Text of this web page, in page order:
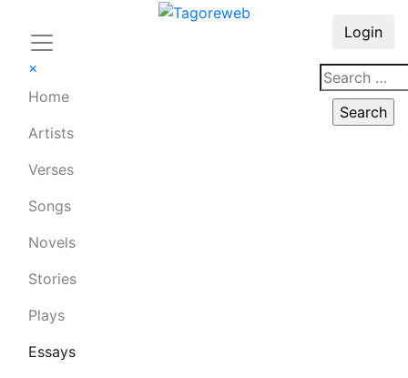
×
Home
Artists
Verses
Songs
Novels
Stories
Plays
Essays
Login